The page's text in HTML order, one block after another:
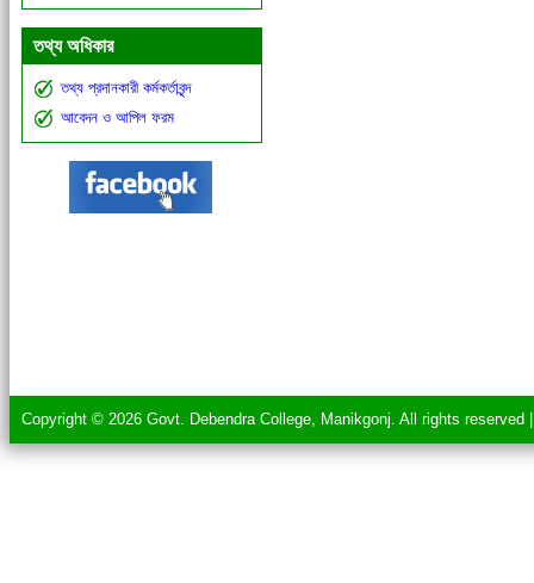
তথ্য অধিকার
তথ্য প্রদানকারী কর্মকর্তাবৃন্দ
আবেদন ও আপিল ফরম
Copyright © 2026 Govt. Debendra College, Manikgonj. All rights reserved